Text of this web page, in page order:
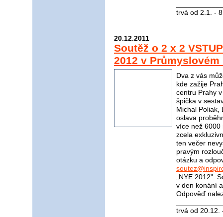
trvá od 2.1. -
20.12.2011
Soutěž o 2 x 2
2012 v Průmyslovém
Dva z vás
kde zažije
centru Prahy
špička v
Michal Poliak,
oslava
více než 6000
zcela
ten večer
pravým
otázku a
„NYE 2012".
v den konání
Odpověď
trvá od